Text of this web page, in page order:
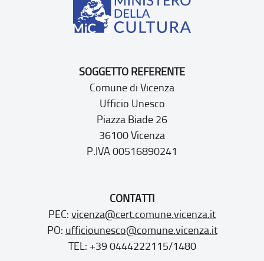
SOGGETTO REFERENTE
Comune di Vicenza
Ufficio Unesco
Piazza Biade 26
36100 Vicenza
P.IVA 00516890241
CONTATTI
PEC: vicenza@cert.comune.vicenza.it
PO: ufficiounesco@comune.vicenza.it
TEL: +39 0444222115/1480